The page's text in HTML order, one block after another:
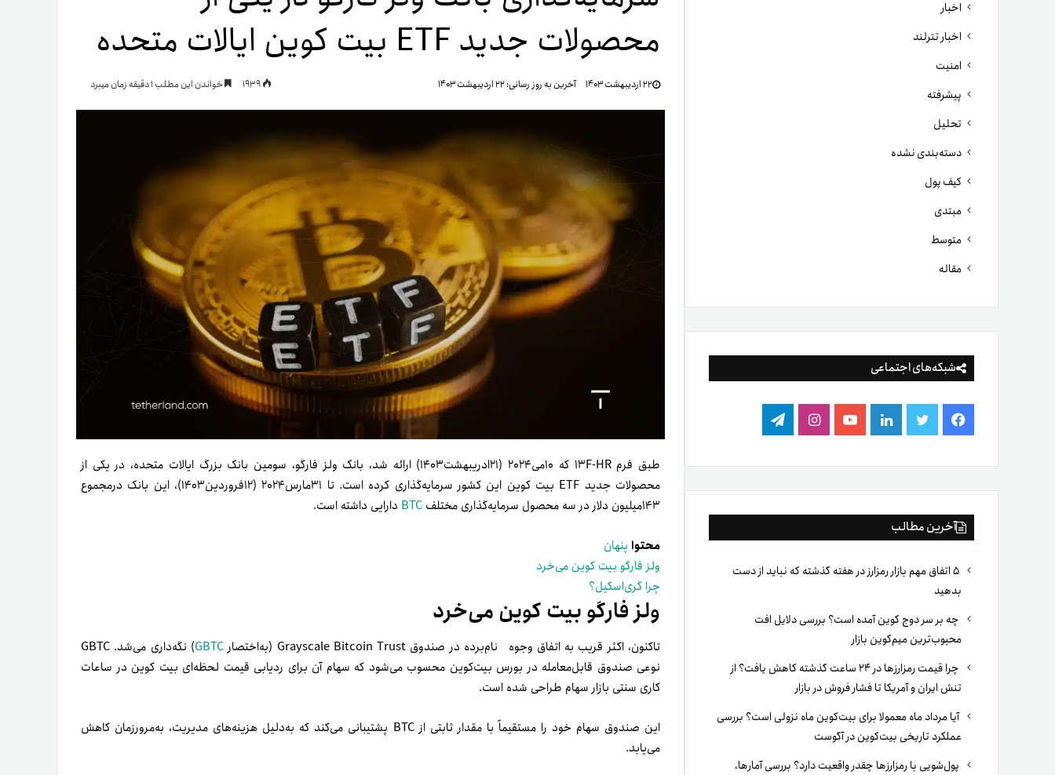
تنظیمات
اخبار
اخبار تترلند
امنیت
پیشرفته
تحلیل
دسته‌بندی نشده
کیف پول
مبتدی
متوسط
مقاله
شبکه‌های اجتماعی
فیس
بوک
توییتر لینکدینیوتیوباینستاگرام
تلگرام
آخرین مطالب
۵ اتفاق مهم بازار رمزارز در هفته گذشته که نباید از دست
بدهید
چه بر سر دوج کوین آمده است؟ بررسی دلایل افت
محبوب‌ترین میم‌کوین بازار
چرا قیمت رمزارزها در ۲۴ ساعت گذشته کاهش یافت؟ از
تنش ایران و آمریکا تا فشار فروش در بازار
آیا مرداد ماه معمولا برای بیت‌کوین ماه نزولی است؟ بررسی
عملکرد تاریخی بیت‌کوین در آگوست
پول‌شویی با رمزارزها چقدر واقعیت دارد؟ بررسی آمارها،
محصولات جدید ETF بیت کوین ایالات متحده
۲۲ اردیبهشت ۱۴۰۳ آخرین به روز رسانی:۲۲ اردیبهشت ۱۴۰۳ خواندن این مطلب 1 دقیقه زمان میبرد
طبق فرم ۱۳F-HR که ۱۰می۲۰۲۴ (۲۱ادریبهشت۱۴۰۳) ارائه شد، بانک ولز فارگو، سومین بانک بزرگ ایالات متحده، در یکی از
محصولات جدید ETF بیت کوین این کشور سرمایه‌گذاری کرده است. تا ۳۱مارس۲۰۲۴ (۱۲فروردین۱۴۰۳)، این بانک در‌مجموع
۱۴۳میلیون دلار در سه محصول سرمایه‌گذاری مختلف
BTC دارایی داشته است.
محتوا پنهان
ولز فارگو بیت کوین می‌خرد
چرا گری‌اسکیل؟
ولز فارگو بیت کوین می‌خرد
تاکنون، اکثر قریب به اتفاق وجوه نام‌برده در صندوق Grayscale Bitcoin Trust (به‌اختصار GBTC
) نگه‌داری می‌شد. GBTC
نوعی صندوق قابل‌معامله در بورس بیت‌کوین محسوب می‌شود که سهام آن برای ردیابی قیمت لحظه‌ای بیت کوین در ساعات
کاری سنتی بازار سهام طراحی شده است.
این صندوق سهام خود را مستقیماً با مقدار ثابتی از BTC پشتیبانی می‌کند که به‌دلیل هزینه‌های مدیریت، به‌مرورزمان کاهش
می‌یابد.